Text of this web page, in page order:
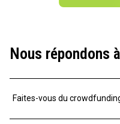
Nous répondons
Faites-vous du